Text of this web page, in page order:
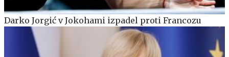
Darko Jorgić v Jokohami izpadel proti Francozu